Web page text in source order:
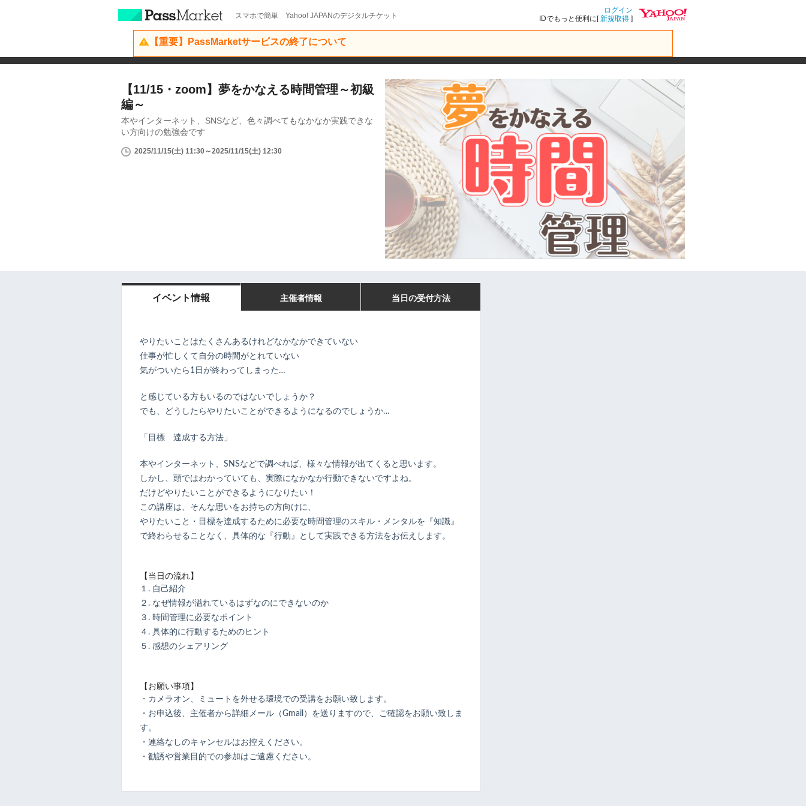
スマホで簡単 Yahoo! JAPANのデジタルチケット
ログイン
IDでもっと便利に[新規取得 ]
【重要】PassMarketサービスの終了について
【11/15・zoom】夢をかなえる時間管理～初級
編～
本やインターネット、SNSなど、色々調べてもなかなか実践できな
い方向けの勉強会です
2025/11/15(土) 11:30～2025/11/15(土) 12:30
イベント情報 主催者情報 当日の受付方法
やりたいことはたくさんあるけれどなかなかできていない
仕事が忙しくて自分の時間がとれていない
気がついたら1日が終わってしまった…
と感じている方もいるのではないでしょうか？
でも、どうしたらやりたいことができるようになるのでしょうか…
「目標 達成する方法」
本やインターネット、SNSなどで調べれば、様々な情報が出てくると思います。
しかし、頭ではわかっていても、実際になかなか行動できないですよね。
だけどやりたいことができるようになりたい！
この講座は、そんな思いをお持ちの方向けに、
やりたいこと・目標を達成するために必要な時間管理のスキル・メンタルを『知識』
で終わらせることなく、具体的な『行動』として実践できる方法をお伝えします。
【当日の流れ】
１. 自己紹介
２. なぜ情報が溢れているはずなのにできないのか
３. 時間管理に必要なポイント
４. 具体的に行動するためのヒント
５. 感想のシェアリング
【お願い事項】
・カメラオン、ミュートを外せる環境での受講をお願い致します。
・お申込後、主催者から詳細メール（Gmail）を送りますので、ご確認をお願い致しま
す。
・連絡なしのキャンセルはお控えください。
・勧誘や営業目的での参加はご遠慮ください。